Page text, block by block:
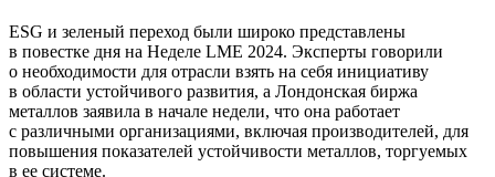
ESG и зеленый переход были широко представлены
в повестке дня на Неделе LME 2024. Эксперты говорили
о необходимости для отрасли взять на себя инициативу
в области устойчивого развития, а Лондонская биржа
металлов заявила в начале недели, что она работает
с различными организациями, включая производителей, для
повышения показателей устойчивости металлов, торгуемых
в ее системе.